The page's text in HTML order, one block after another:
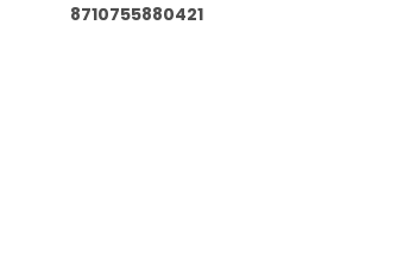
8710755880421